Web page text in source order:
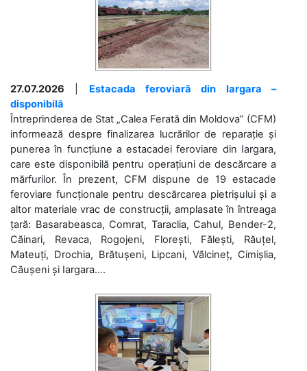
27.07.2026
Estacada feroviară din Iargara –
disponibilă
Întreprinderea de Stat „Calea Ferată din Moldova” (CFM)
informează despre finalizarea lucrărilor de reparație și
punerea în funcțiune a estacadei feroviare din Iargara,
care este disponibilă pentru operațiuni de descărcare a
mărfurilor. În prezent, CFM dispune de 19 estacade
feroviare funcționale pentru descărcarea pietrișului și a
altor materiale vrac de construcții, amplasate în întreaga
țară: Basarabeasca, Comrat, Taraclia, Cahul, Bender-2,
Căinari, Revaca, Rogojeni, Florești, Fălești, Răuțel,
Mateuți, Drochia, Brătușeni, Lipcani, Vălcineț, Cimișlia,
Căușeni și Iargara....